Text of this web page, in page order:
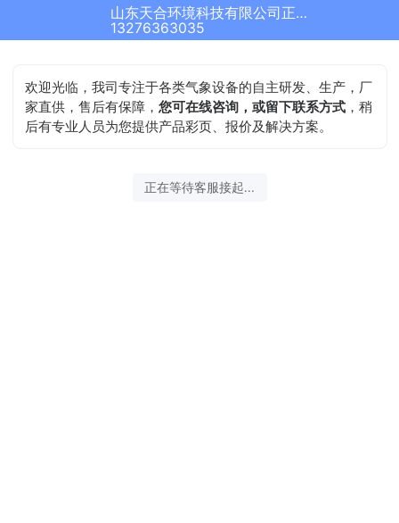
山东天合环境科技有限公司正在为您服务
13276363035
欢迎光临，我司专注于各类气象设备的自主研发、生产，厂
家直供，售后有保障，您可在线咨询，或留下联系方式 ，稍
后有专业人员为您提供产品彩页、报价及解决方案。
正在等待客服接起...